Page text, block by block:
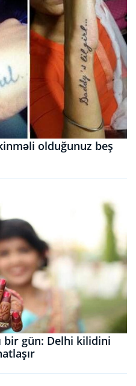
olduğunuz beş
bir gün: Delhi kilidini